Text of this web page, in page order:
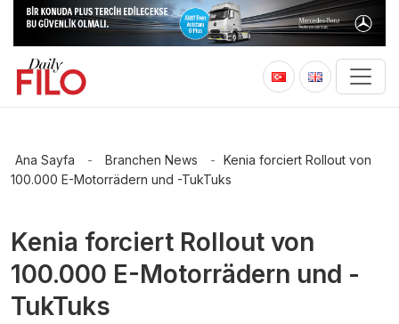
Ana Sayfa - Branchen News - Kenia forciert Rollout von
100.000 E-Motorrädern und -TukTuks
Kenia forciert Rollout von
100.000 E-Motorrädern und -
TukTuks